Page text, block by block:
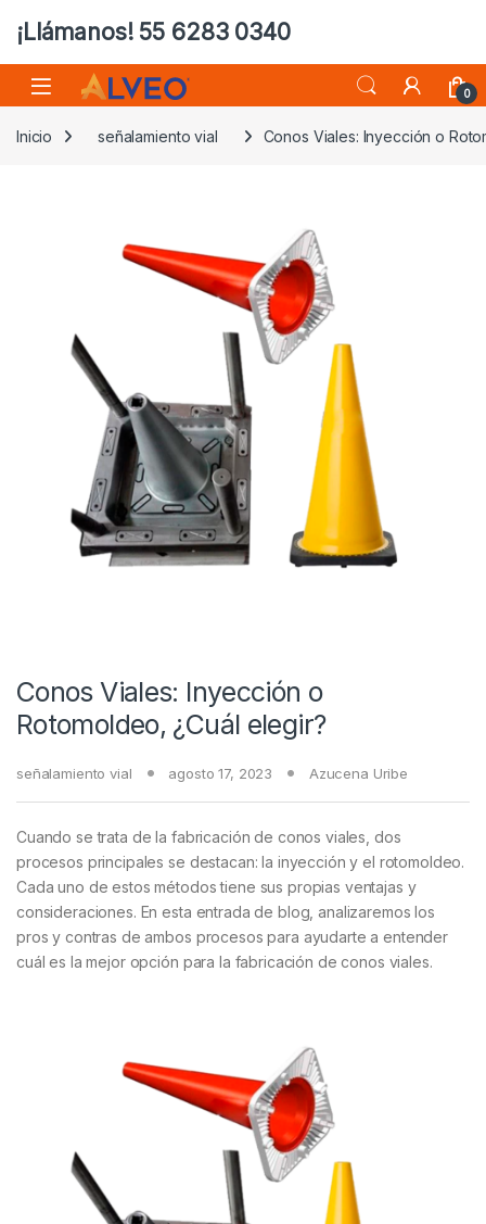
¡Llámanos! 55 6283 0340
0
Inicio señalamiento vial Conos Viales: Inyección o
Conos Viales: Inyección o
Rotomoldeo, ¿Cuál elegir?
señalamiento vial agosto 17, 2023 Azucena Uribe
Cuando se trata de la fabricación de conos viales, dos
procesos principales se destacan: la inyección y el rotomoldeo.
Cada uno de estos métodos tiene sus propias ventajas y
consideraciones. En esta entrada de blog, analizaremos los
pros y contras de ambos procesos para ayudarte a entender
cuál es la mejor opción para la fabricación de conos viales.